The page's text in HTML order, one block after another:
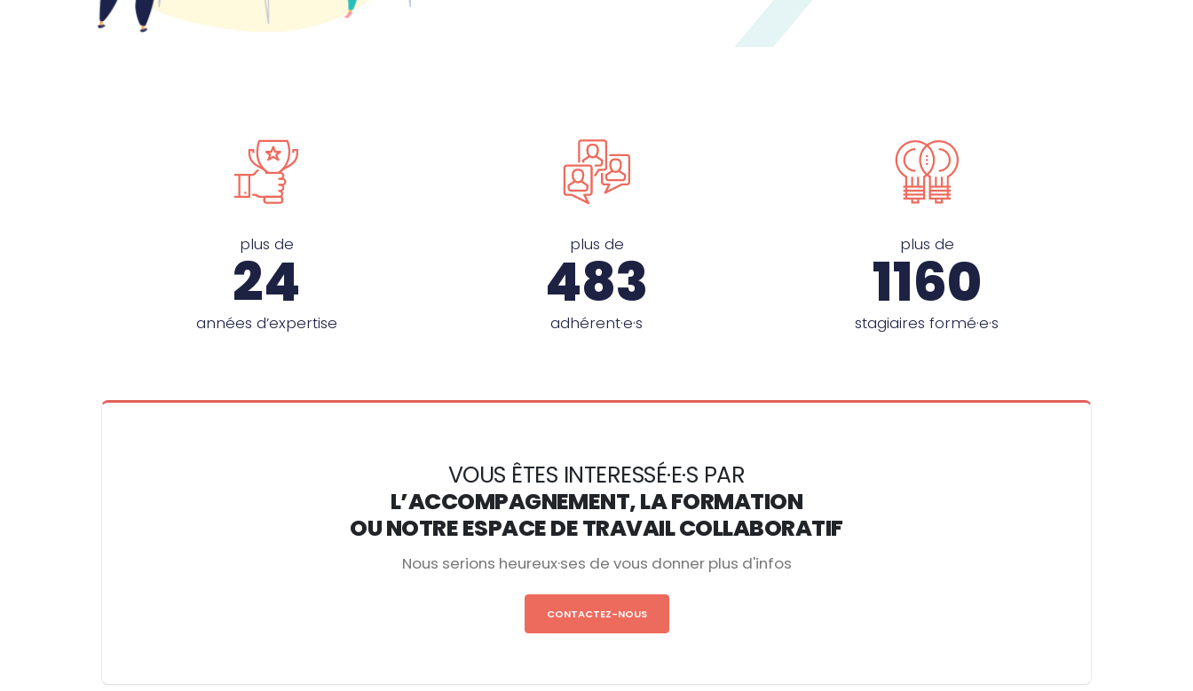
plus de
25
années d’expertise
plus de
500
adhérent·e·s
plus de
1200
stagiaires formé·e·s
VOUS ÊTES INTERESSÉ·E·S PAR
L’ACCOMPAGNEMENT, LA FORMATION
OU NOTRE ESPACE DE TRAVAIL COLLABORATIF
Nous serions heureux·ses de vous donner plus d'infos
CONTACTEZ-NOUS